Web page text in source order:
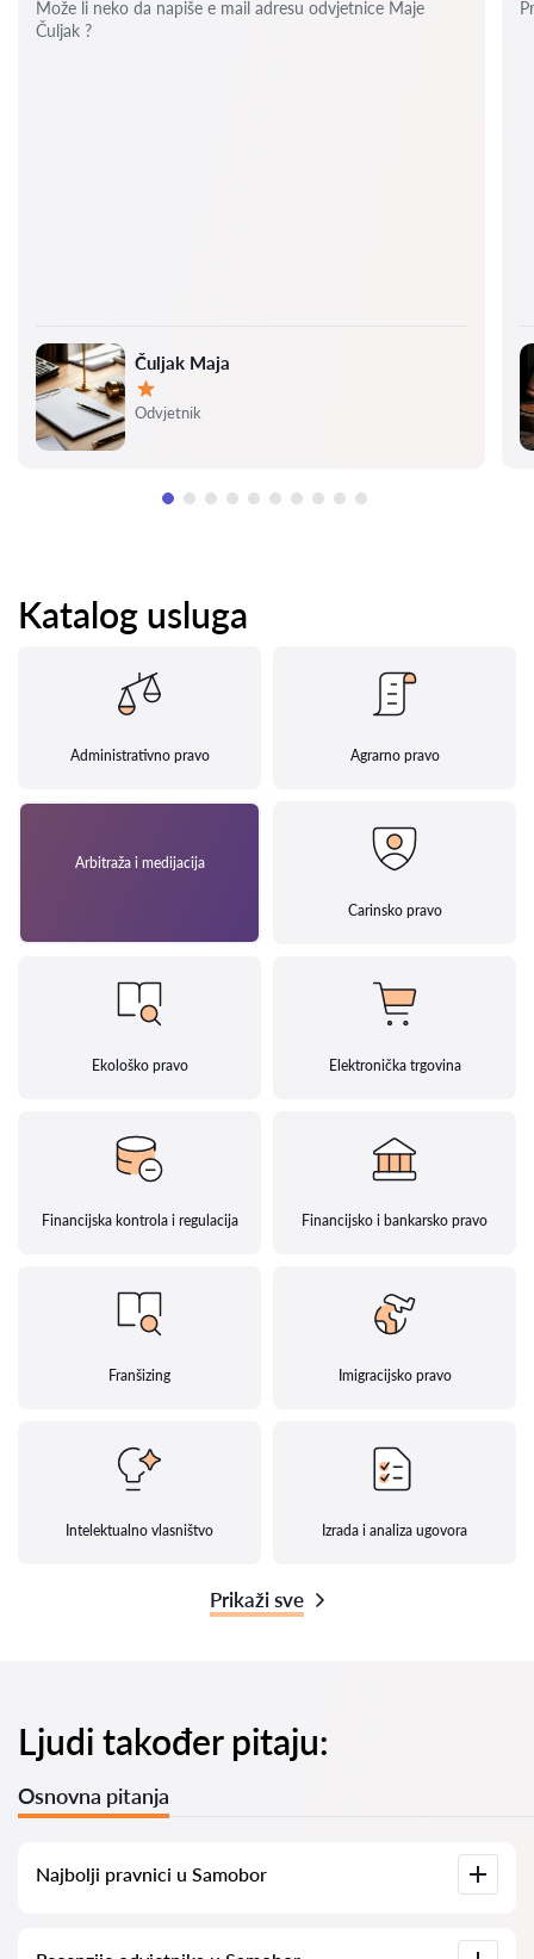
Čuljak Maja
Ocjena:
Odvjetnik
Može li neko da napiše e mail adresu odvjetnice Maje
Čuljak ?
Katalog usluga
Administrativno pravo Agrarno pravo
Arbitraža i medijacija
Carinsko pravo
Ekološko pravo Elektronička trgovina
Financijska kontrola i regulacija Financijsko i bankarsko pravo
Franšizing Imigracijsko pravo
Intelektualno vlasništvo Izrada i analiza ugovora
Prikaži sve
Ljudi također pitaju:
Osnovna pitanja
Najbolji pravnici u Samobor